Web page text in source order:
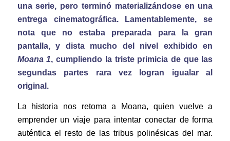
una serie, pero terminó materializándose en una
entrega cinematográfica. Lamentablemente, se
nota que no estaba preparada para la gran
pantalla, y dista mucho del nivel exhibido en
Moana 1, cumpliendo la triste primicia de que las
segundas partes rara vez logran igualar al
original.
La historia nos retoma a Moana, quien vuelve a
emprender un viaje para intentar conectar de forma
auténtica el resto de las tribus polinésicas del mar.